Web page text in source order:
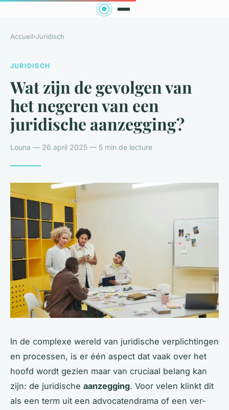
Accueil›Juridisch
JURIDISCH
Wat zijn de gevolgen van
het negeren van een
juridische aanzegging?
Louna — 26 april 2025 — 5 min de lecture
In de complexe wereld van juridische verplichtingen
en processen, is er één aspect dat vaak over het
hoofd wordt gezien maar van cruciaal belang kan
zijn: de juridische aanzegging. Voor velen klinkt dit
als een term uit een advocatendrama of een ver-